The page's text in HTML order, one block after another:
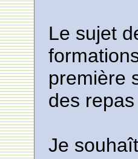
Le sujet
première
des
Je